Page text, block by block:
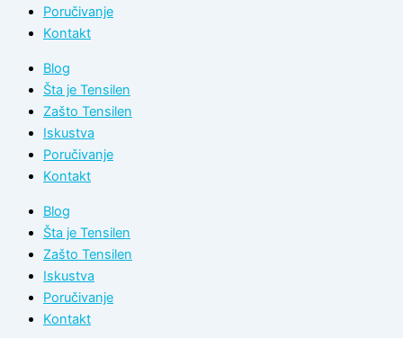
Poručivanje
Kontakt
Blog
Šta je Tensilen
Zašto Tensilen
Iskustva
Poručivanje
Kontakt
Blog
Šta je Tensilen
Zašto Tensilen
Iskustva
Poručivanje
Kontakt